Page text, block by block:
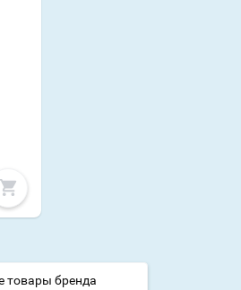
товары бренда